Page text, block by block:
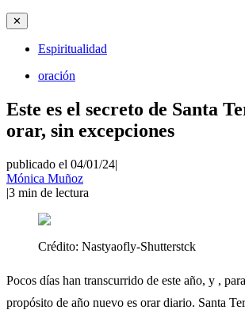
✕
Espiritualidad
oración
Este es el secreto de Santa
orar, sin excepciones
publicado el 04/01/24|
Mónica Muñoz
|3 min de lectura
Crédito: Nastyaofly-Shutterstck
Pocos días han transcurrido de este año, y ,
propósito de año nuevo es orar diario. Santa